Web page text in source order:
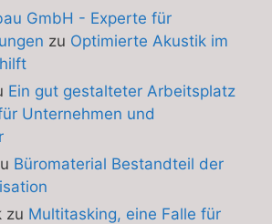
GmbH - Experte für
zu Optimierte Akustik im
Ein gut gestalteter Arbeitsplatz
Unternehmen und
Büromaterial Bestandteil der
zu Multitasking, eine Falle für